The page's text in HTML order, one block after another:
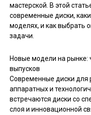
мастерской. В этой
современные диски,
моделях, и как выбрать
задачи.
Новые модели на рынке:
выпусков
Современные диски для
аппаратных и
встречаются диски со
слоя и инновационной